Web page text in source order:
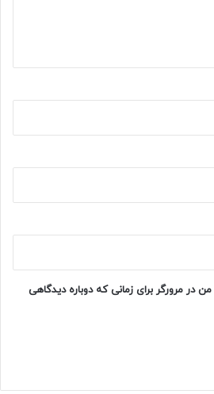
در مرورگر برای زمانی که دوباره دیدگاهی